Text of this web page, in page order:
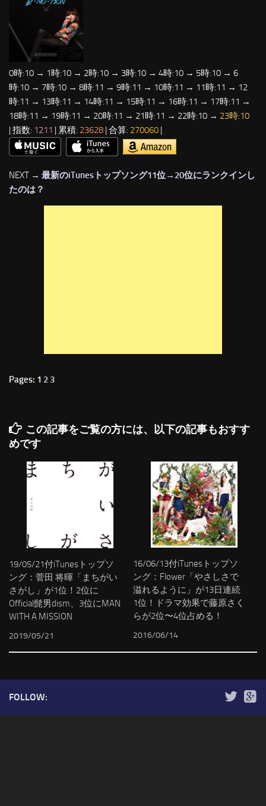
0時:10 → 1時:10 → 2時:10 → 3時:10 → 4時:10 → 5時:10 → 6
時:10 → 7時:10 → 8時:11 → 9時:11 → 10時:11 → 11時:11 → 12
時:11 → 13時:11 → 14時:11 → 15時:11 → 16時:11 → 17時:11 →
18時:11 → 19時:11 → 20時:11 → 21時:11 → 22時:10 → 23時:10
| 指数: 1211 | 累積: 23628 | 合算: 270060 |
NEXT → 最新のiTunesトップソング11位→20位にランクインし
たのは？
Pages: 1 2 3
この記事をご覧の方には、以下の記事もおすす
めです
19/05/21付iTunesトップソ
ング：菅田 将暉「まちがい
さがし」が1位！2位に
Official髭男dism、3位にMAN
WITH A MISSION
2019/05/21
16/06/13付iTunesトップソ
ング：Flower「やさしさで
溢れるように」が13日連続
1位！ドラマ効果で藤原さく
らが2位〜4位占める！
2016/06/14
FOLLOW: